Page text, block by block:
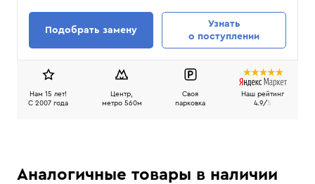
Подобрать замену
Узнать
о поступлении
Нам 15 лет!
C 2007 года
Центр,
метро 560м
Своя
парковка
Наш рейтинг
4.9/5
Аналогичные товары в наличии